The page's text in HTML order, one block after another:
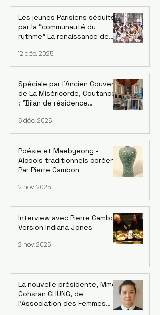
Les jeunes Parisiens séduits
par la “communauté du
rythme” La renaissance de
parisien “DONGNAMPUNG“
12 déc. 2025
Spéciale par l'Ancien Couvent
de La Miséricorde, Coutances
: "Bilan de résidence
l'artiste UI-YEONG PARK. Par
Mija Han Gastebois
6 déc. 2025
Poésie et Maebyeong -
Alcools traditionnels coréens.
Par Pierre Cambon
2 nov. 2025
Interview avec Pierre Cambon,
Version Indiana Jones
2 nov. 2025
La nouvelle présidente, Mme
Gohsran CHUNG, de
l’Association des Femmes
Coréennes en France (AFCF-